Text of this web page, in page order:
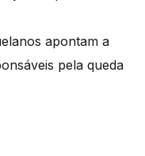
apontam a
pela queda